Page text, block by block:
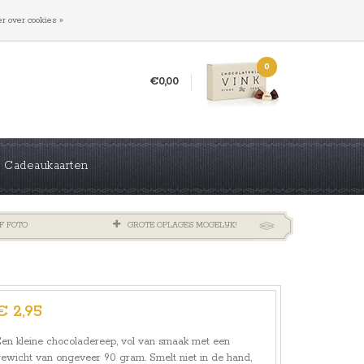
€0,00
0
Cadeaukaarten
FOTO GROTE OPLAGES MOGELIJK!
2,95
kleine chocoladereep, vol van smaak met een
van ongeveer 90 gram. Smelt niet in de hand,
over cookies »